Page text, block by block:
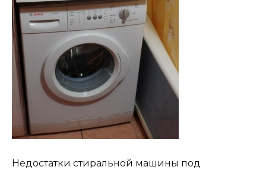
Недостатки стиральной машины под